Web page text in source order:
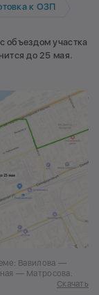
к ОЗП
объездом участка
до 25 мая.
Вавилова —
— Матросова.
Скачать